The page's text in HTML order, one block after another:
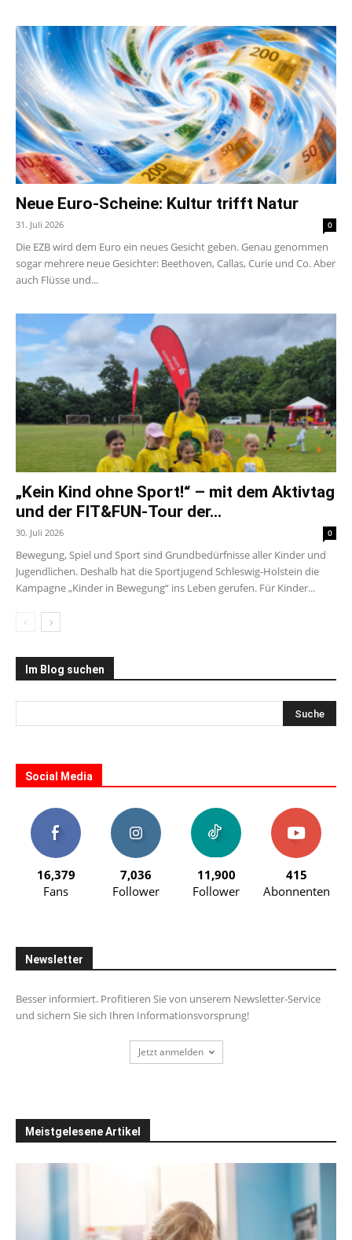
Neue Euro-Scheine: Kultur trifft Natur
31. Juli 2026 0
Die EZB wird dem Euro ein neues Gesicht geben. Genau genommen
sogar mehrere neue Gesichter: Beethoven, Callas, Curie und Co. Aber
auch Flüsse und...
„Kein Kind ohne Sport!“ – mit dem Aktivtag
und der FIT&FUN-Tour der...
30. Juli 2026 0
Bewegung, Spiel und Sport sind Grundbedürfnisse aller Kinder und
Jugendlichen. Deshalb hat die Sportjugend Schleswig-Holstein die
Kampagne „Kinder in Bewegung“ ins Leben gerufen. Für Kinder...
Im Blog suchen
Social Media
16,379
Fans
7,036
Follower
11,900
Follower
415
Abonnenten
Newsletter
Besser informiert. Profitieren Sie von unserem Newsletter-Service
und sichern Sie sich Ihren Informationsvorsprung!
Jetzt anmelden
Meistgelesene Artikel